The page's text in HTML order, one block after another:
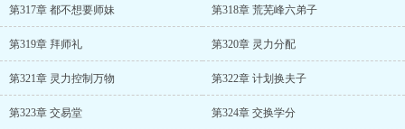
第317章 都不想要师妹 第318章 荒芜峰六弟子
第319章 拜师礼 第320章 灵力分配
第321章 灵力控制万物 第322章 计划换夫子
第323章 交易堂 第324章 交换学分